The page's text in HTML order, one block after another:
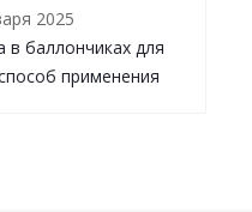
2025
в баллончиках для
применения